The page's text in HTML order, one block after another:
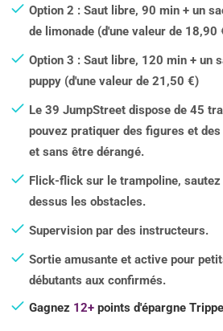
Option 2 : Saut libre, 90 min + un
de limonade (d'une valeur de 18,90
Option 3 : Saut libre, 120 min + un
puppy (d'une valeur de 21,50 €)
Le 39 JumpStreet dispose de 45
pouvez pratiquer des figures et
et sans être dérangé.
Flick-flick sur le trampoline,
dessus les obstacles.
Supervision par des instructeurs.
Sortie amusante et active pour
débutants aux confirmés.
Gagnez 12+ points d'épargne